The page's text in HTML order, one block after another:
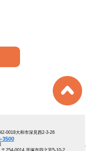
0018大和市深見西2-3-26
3500